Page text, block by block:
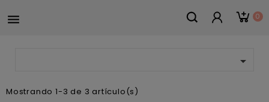
 0

Mostrando 1-3 de 3 artículo(s)